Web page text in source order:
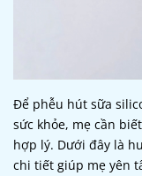
Để phễu hút sữa
sức khỏe, mẹ cần
hợp lý. Dưới đây là
chi tiết giúp mẹ yên